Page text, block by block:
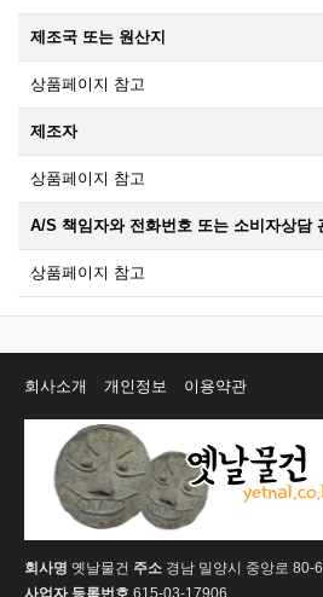
제조국 또는 원산지
상품페이지 참고
제조자
상품페이지 참고
A/S 책임자와 전화번호 또는 소비자상담
상품페이지 참고
회사소개 개인정보 이용약관
회사명 옛날물건 주소 경남 밀양시 중앙로 80-
사업자 등록번호 615-03-17906